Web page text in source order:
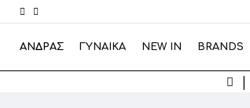
ΑΝΔΡΑΣ ΓΥΝΑΙΚΑ NEW IN BRANDS